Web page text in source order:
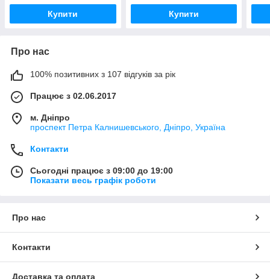
Купити Купити
Про нас
100% позитивних з 107 відгуків за рік
Працює з 02.06.2017
м. Дніпро
проспект Петра Калнишевського, Дніпро, Україна
Контакти
Сьогодні працює з 09:00 до 19:00
Показати весь графік роботи
Про нас
Контакти
Доставка та оплата